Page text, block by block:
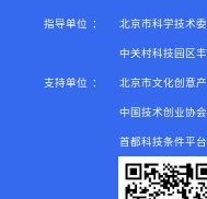
指导单位 ： 北京市科学技术
中关村科技园区
支持单位 ： 北京市文化创意
中国技术创业协
首都科技条件平